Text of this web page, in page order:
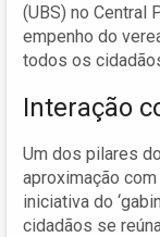
(UBS) no Central
empenho do
todos os
Interação
Um dos pilares
aproximação
iniciativa do
cidadãos se